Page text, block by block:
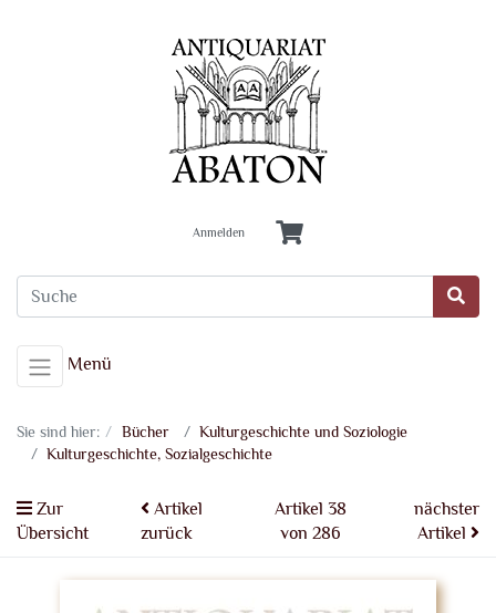
Anmelden
Menü
Sie sind hier: Bücher
Kulturgeschichte und Soziologie
Kulturgeschichte, Sozialgeschichte
Zur
Übersicht
Artikel
zurück
Artikel 38
von 286
nächster
Artikel